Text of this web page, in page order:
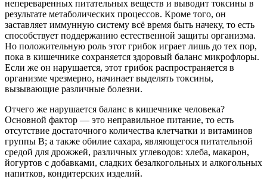
непереваренных питательных веществ и выводит токсины в
результате метаболических процессов. Кроме того, он
заставляет иммунную систему всё время быть начеку, то есть
способствует поддержанию естественной защиты организма.
Но положительную роль этот грибок играет лишь до тех пор,
пока в кишечнике сохраняется здоровый баланс микрофлоры.
Если же он нарушается, этот грибок распространяется в
организме чрезмерно, начинает выделять токсины,
вызывающие различные болезни.
Отчего же нарушается баланс в кишечнике человека?
Основной фактор — это неправильное питание, то есть
отсутствие достаточного количества клетчатки и витаминов
группы В; а также обилие сахара, являющегося питательной
средой для дрожжей, различных углеводов: хлеба, макарон,
йогуртов с добавками, сладких безалкогольных и алкогольных
напитков, кондитерских изделий.